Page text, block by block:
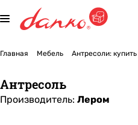
Главная Мебель Антресоли:
Антресоль
Производитель: Лером